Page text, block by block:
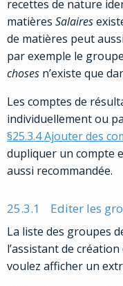
recettes de nature
matières Salaires
de matières peut
par exemple le
choses n’existe que
Les comptes de
individuellement ou
§25.3.4 Ajouter des
dupliquer un compte
aussi recommandée.
25.3.1 Editer les
La liste des groupes
l’assistant de
voulez afficher un